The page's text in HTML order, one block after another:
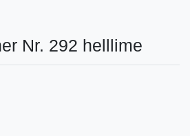
Nr. 292 helllime